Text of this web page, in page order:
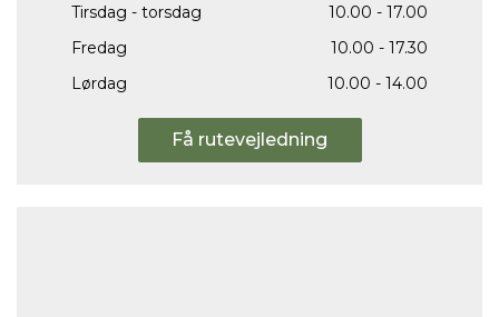
Tirsdag - torsdag
10.00 - 17.00
Fredag
10.00 - 17.30
Lørdag
10.00 - 14.00
Få rutevejledning